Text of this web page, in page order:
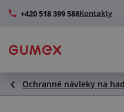
+420 518 399 588Kontakty
Hadice a jejich kompletace
Ochranné návleky na